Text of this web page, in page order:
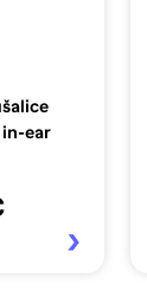
in-ear